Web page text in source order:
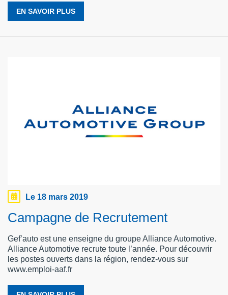
EN SAVOIR PLUS
Le 18 mars 2019
Campagne de Recrutement
Gef’auto est une enseigne du groupe Alliance Automotive.
Alliance Automotive recrute toute l’année. Pour découvrir
les postes ouverts dans la région, rendez-vous sur
www.emploi-aaf.fr